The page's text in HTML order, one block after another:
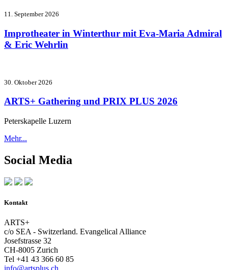
11. September 2026
Improtheater in Winterthur mit Eva-Maria Admiral
& Eric Wehrlin
30. Oktober 2026
ARTS+ Gathering und PRIX PLUS 2026
Peterskapelle Luzern
Mehr...
Social Media
Kontakt
ARTS+
c/o SEA - Switzerland. Evangelical Alliance
Josefstrasse 32
CH-8005 Zurich
Tel +41 43 366 60 85